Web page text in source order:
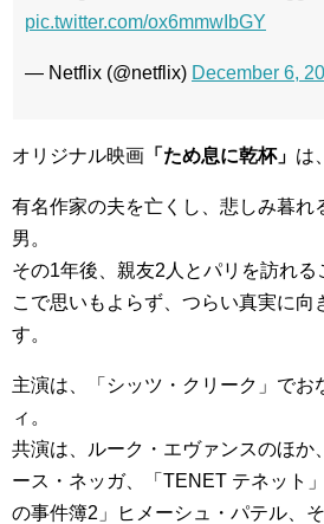
pic.twitter.com/ox6mmwIbGY
— Netflix (@netflix) December 6,
オリジナル映画 「ため息に乾杯」 は
有名作家の夫を亡くし、悲しみ暮れ
男。
その1年後、親友2人とパリを訪れ
こで思いもよらず、つらい真実に向
す。
主演は、「シッツ・クリーク」でお
ィ。
共演は、ルーク・エヴァンスのほか
ース・ネッガ、「TENET テネット
の事件簿2」ヒメーシュ・パテル、